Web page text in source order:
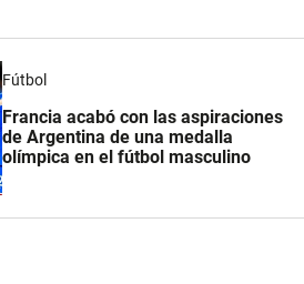
Fútbol
Francia acabó con las aspiraciones
de Argentina de una medalla
olímpica en el fútbol masculino